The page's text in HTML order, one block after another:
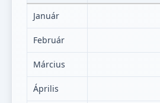
Január
Február
Március
Április